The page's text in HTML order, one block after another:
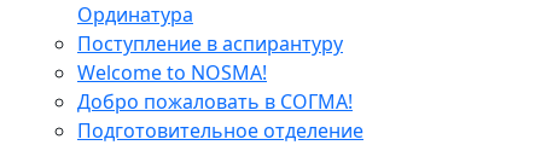
Ординатура
Поступление в аспирантуру
Welcome to NOSMA!
Добро пожаловать в СОГМА!
Подготовительное отделение